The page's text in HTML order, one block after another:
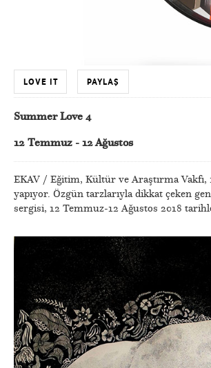
LOVE IT PAYLAŞ
Summer Love 4
12 Temmuz - 12 Ağustos
EKAV / Eğitim, Kültür ve Araştırma
yapıyor. Özgün tarzlarıyla dikkat çeken
sergisi, 12 Temmuz-12 Ağustos 2018